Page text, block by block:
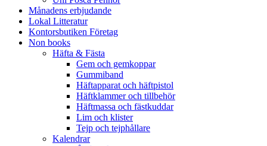
Månadens erbjudande
Lokal Litteratur
Kontorsbutiken Företag
Non books
Häfta & Fästa
Gem och gemkoppar
Gummiband
Häftapparat och häftpistol
Häftklammer och tillbehör
Häftmassa och fästkuddar
Lim och klister
Tejp och tejphållare
Kalendrar